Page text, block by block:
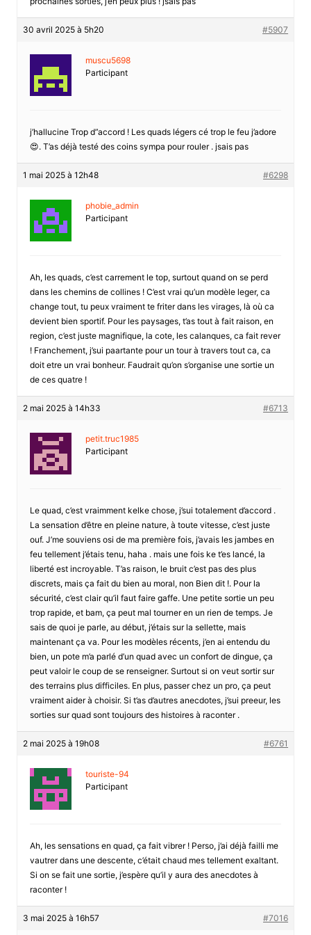
30 avril 2025 à 5h20 #5907
muscu5698
Participant
j’hallucine Trop d”accord ! Les quads légers cé trop le feu j’adore
😍. T’as déjà testé des coins sympa pour rouler . jsais pas
1 mai 2025 à 12h48 #6298
phobie_admin
Participant
Ah, les quads, c’est carrement le top, surtout quand on se perd
dans les chemins de collines ! C’est vrai qu’un modèle leger, ca
change tout, tu peux vraiment te friter dans les virages, là où ca
devient bien sportif. Pour les paysages, t’as tout à fait raison, en
region, c’est juste magnifique, la cote, les calanques, ca fait rever
! Franchement, j’sui paartante pour un tour à travers tout ca, ca
doit etre un vrai bonheur. Faudrait qu’on s’organise une sortie un
de ces quatre !
2 mai 2025 à 14h33 #6713
petit.truc1985
Participant
Le quad, c’est vraimment kelke chose, j’sui totalement d’accord .
La sensation d’être en pleine nature, à toute vitesse, c’est juste
ouf. J’me souviens osi de ma première fois, j’avais les jambes en
feu tellement j’étais tenu, haha . mais une fois ke t’es lancé, la
liberté est incroyable. T’as raison, le bruit c’est pas des plus
discrets, mais ça fait du bien au moral, non Bien dit !. Pour la
sécurité, c’est clair qu’il faut faire gaffe. Une petite sortie un peu
trop rapide, et bam, ça peut mal tourner en un rien de temps. Je
sais de quoi je parle, au début, j’étais sur la sellette, mais
maintenant ça va. Pour les modèles récents, j’en ai entendu du
bien, un pote m’a parlé d’un quad avec un confort de dingue, ça
peut valoir le coup de se renseigner. Surtout si on veut sortir sur
des terrains plus difficiles. En plus, passer chez un pro, ça peut
vraiment aider à choisir. Si t’as d’autres anecdotes, j’sui preeur, les
sorties sur quad sont toujours des histoires à raconter .
2 mai 2025 à 19h08 #6761
touriste-94
Participant
Ah, les sensations en quad, ça fait vibrer ! Perso, j’ai déjà failli me
vautrer dans une descente, c’était chaud mes tellement exaltant.
Si on se fait une sortie, j’espère qu’il y aura des anecdotes à
raconter !
3 mai 2025 à 16h57 #7016